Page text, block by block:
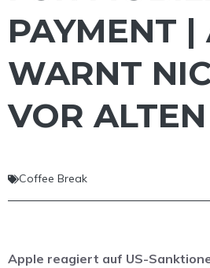
PAYMENT |
WARNT
VOR
Coffee Break
Apple reagiert auf US-